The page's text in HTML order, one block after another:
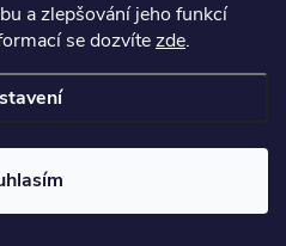
a zlepšování jeho funkcí
se dozvítezde.
cookies